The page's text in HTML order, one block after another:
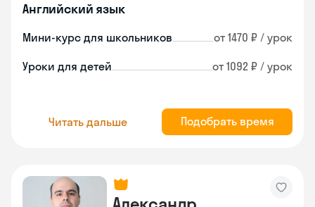
Английский язык
Мини-курс для школьников от 1470 ₽ / урок
Уроки для детей от 1092 ₽ / урок
Читать дальше Подобрать время